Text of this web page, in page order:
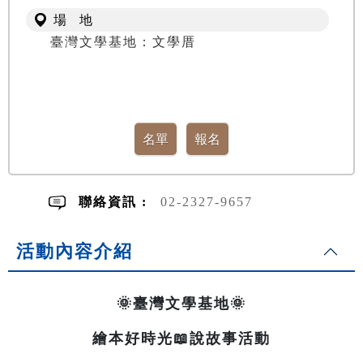
場 地
臺灣文學基地：文學厝
聯絡資訊 : 02-2327-9657
活動內容介紹
🌞臺灣文學基地🌞
繪本好時光📖說故事活動